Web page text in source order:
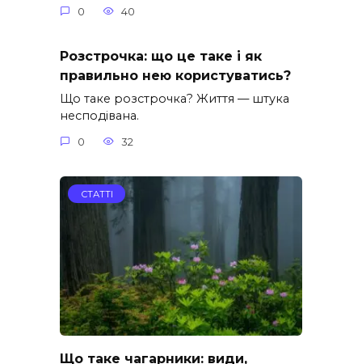
0 40
Розстрочка: що це таке і як
правильно нею користуватись?
Що таке розстрочка? Життя — штука
несподівана.
0 32
СТАТТІ
Що таке чагарники: види,